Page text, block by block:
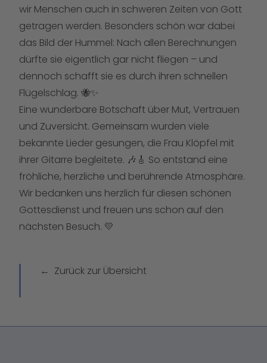
wir Menschen auch in schweren Zeiten von Gott
getragen werden. Besonders schön war dabei
das Bild der Hummel: Nach allen Berechnungen
dürfte sie eigentlich gar nicht fliegen – und
dennoch schafft sie es durch ihren schnellen
Flügelschlag. 🐝✨
Eine wunderbare Botschaft über Mut, Vertrauen
und Zuversicht. Gemeinsam wurden viele
bekannte Lieder gesungen, die Frau Klöpfel mit
ihrer Gitarre begleitete. 🎶🎸 So entstand eine
fröhliche, herzliche und berührende Atmosphäre.
Wir bedanken uns herzlich für diesen schönen
Gottesdienst und freuen uns schon auf den
nächsten Besuch. 💛
Zurück zur Übersicht